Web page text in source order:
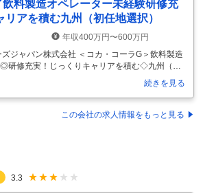
飲料製造オペレーター未経験研修充
アを積む九州（初任地選択）
年収400万円〜600万円
ジャパン株式会社 ＜コカ・コーラG＞飲料製造
研修充実！じっくりキャリアを積む◇九州（初
】 ＜コカ・コーラG＞飲料製造オペレーター◇未
りキャリアを積む◇九州（初任地選択） 【具体
熊本の工場へ配属／残業10h・年間休日121
連休あり／定期的な転勤なし／借上社宅制度な
だきます。 ＜入社後の流れ＞ ・初期トレーニン
内でのルール説明に加え、約10日間の研修では
続きを見る
この会社の求人情報をもっと見る
3.3